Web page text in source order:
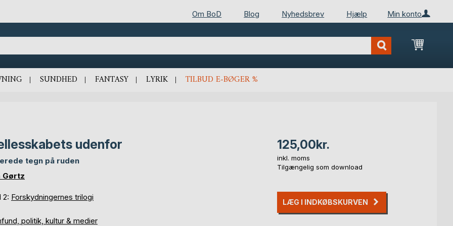
Min konto
Om BoD Blog Nyhedsbrev Hjælp
Min
SUNDHED FANTASY LYRIK TILBUD E-BØGER %
udenfor
tegn på ruden
Gørtz
2: Forskydningernes trilogi
politik, kultur & medier
125,00kr.
inkl. moms
Tilgængelig som download
LÆG I INDKØBSKURVEN